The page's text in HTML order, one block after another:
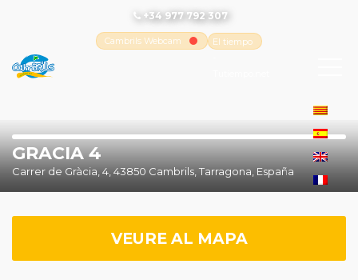
+34 977 792 307
Cambrils Webcam
El tiempo
GRACIA 4
Carrer de Gràcia, 4, 43850 Cambrils, Tarragona, España
VEURE AL MAPA